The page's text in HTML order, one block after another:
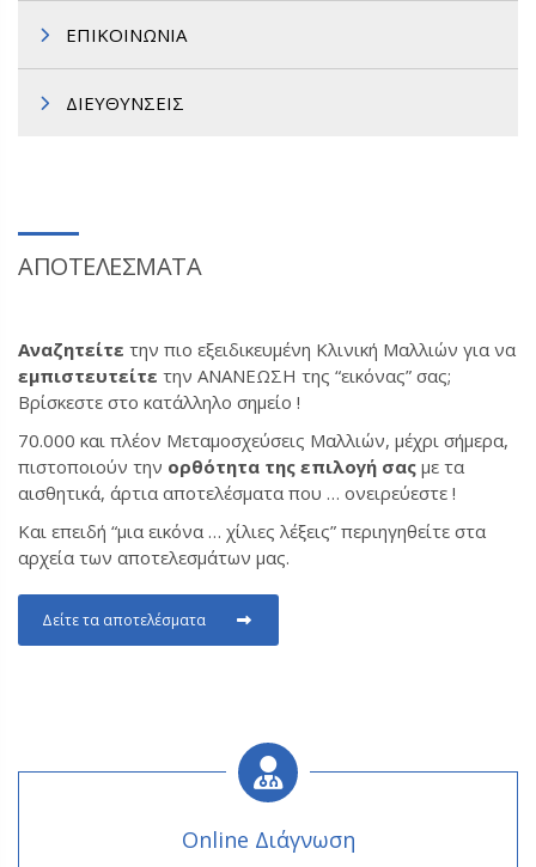
ΕΠΙΚΟΙΝΩΝΙΑ
ΔΙΕΥΘΥΝΣΕΙΣ
ΑΠΟΤΕΛΕΣΜΑΤΑ
Αναζητείτε την πιο εξειδικευμένη Κλινική Μαλλιών για να
εμπιστευτείτε την ΑΝΑΝΕΩΣΗ της “εικόνας” σας;
Βρίσκεστε στο κατάλληλο σημείο !
70.000 και πλέον Μεταμοσχεύσεις Μαλλιών, μέχρι σήμερα,
πιστοποιούν την ορθότητα της επιλογή σας με τα
αισθητικά, άρτια αποτελέσματα που … ονειρεύεστε !
Και επειδή “μια εικόνα … χίλιες λέξεις” περιηγηθείτε στα
αρχεία των αποτελεσμάτων μας.
Δείτε τα αποτελέσματα
Online Διάγνωση